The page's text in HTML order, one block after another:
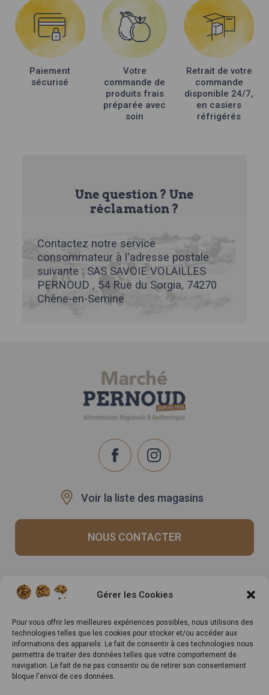
Gérer les Cookies
Pour vous offrir les meilleures expériences possibles, nous utilisons des
technologies telles que les cookies pour stocker et/ou accéder aux
informations des appareils. Le fait de consentir à ces technologies nous
permettra de traiter des données telles que votre comportement de
navigation. Le fait de ne pas consentir ou de retirer son consentement
bloque l'envoi de ces données.
Paiement
sécurisé
Votre
commande de
produits frais
préparée avec
soin
Retrait de votre
commande
disponible 24/7,
en casiers
réfrigérés
Une question ? Une
réclamation ?
Contactez notre service
consommateur à l'adresse postale
suivante : SAS SAVOIE VOLAILLES
PERNOUD , 54 Rue du Sorgia, 74270
Chêne-en-Semine
Voir la liste des magasins
NOUS CONTACTER
Recrutement
Rappels produits
Inscrivez-vous à notre
newsletter